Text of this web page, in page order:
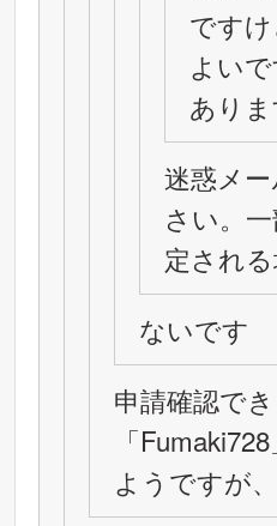
です
よい
あり
迷惑メ
さい。
定され
ないです
申請確認で
「
ようですが